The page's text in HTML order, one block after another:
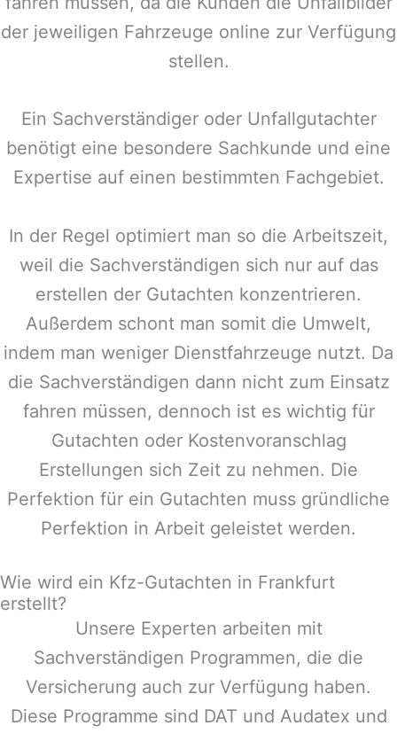
der jeweiligen Fahrzeuge online zur Verfügung
stellen.
Ein Sachverständiger oder Unfallgutachter
benötigt eine besondere Sachkunde und eine
Expertise auf einen bestimmten Fachgebiet.
In der Regel optimiert man so die Arbeitszeit,
weil die Sachverständigen sich nur auf das
erstellen der Gutachten konzentrieren.
Außerdem schont man somit die Umwelt,
indem man weniger Dienstfahrzeuge nutzt. Da
die Sachverständigen dann nicht zum Einsatz
fahren müssen, dennoch ist es wichtig für
Gutachten oder Kostenvoranschlag
Erstellungen sich Zeit zu nehmen. Die
Perfektion für ein Gutachten muss gründliche
Perfektion in Arbeit geleistet werden.
Wie wird ein Kfz-Gutachten in Frankfurt
erstellt?
Unsere Experten arbeiten mit
Sachverständigen Programmen, die die
Versicherung auch zur Verfügung haben.
Diese Programme sind DAT und Audatex und